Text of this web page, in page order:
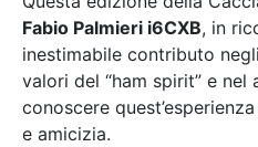
Fabio Palmieri i6CXB, in
inestimabile contributo
valori del “ham spirit” e nel
conoscere
e amicizia.